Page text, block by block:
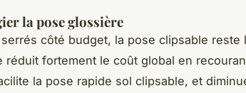
la pose glossière
côté budget, la pose clipsable reste
réduit fortement le coût global en
la pose rapide sol clipsable, et